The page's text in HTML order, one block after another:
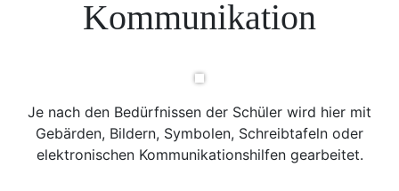
Kommunikation
Je nach den Bedürfnissen der Schüler wird hier mit
Gebärden, Bildern, Symbolen, Schreibtafeln oder
elektronischen Kommunikationshilfen gearbeitet.